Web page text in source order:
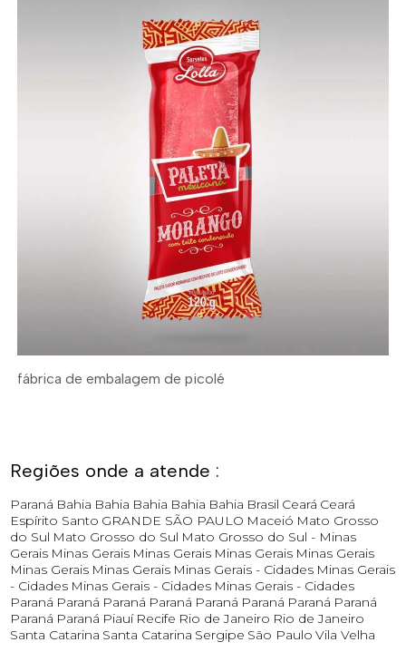
fábrica de embalagem de picolé
Regiões onde a atende :
Paraná Bahia Bahia Bahia Bahia Bahia Brasil Ceará Ceará
Espírito Santo GRANDE SÃO PAULO Maceió Mato Grosso
do Sul Mato Grosso do Sul Mato Grosso do Sul - Minas
Gerais Minas Gerais Minas Gerais Minas Gerais Minas Gerais
Minas Gerais Minas Gerais Minas Gerais - Cidades Minas Gerais
- Cidades Minas Gerais - Cidades Minas Gerais - Cidades
Paraná Paraná Paraná Paraná Paraná Paraná Paraná Paraná
Paraná Paraná Piauí Recife Rio de Janeiro Rio de Janeiro
Santa Catarina Santa Catarina Sergipe São Paulo Vila Velha